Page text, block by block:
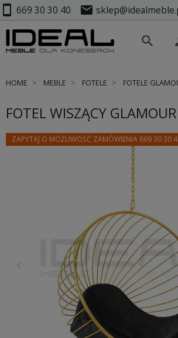
smartphone 669 30 30 40 mail
search
HOME MEBLE FOTELE FOTELE
FOTEL WISZĄCY
ZAPYTAJ O MOŻLIWOŚĆ ZAMÓWIENIA 669 30 30
Poprzedni
keyboard_arrow_left